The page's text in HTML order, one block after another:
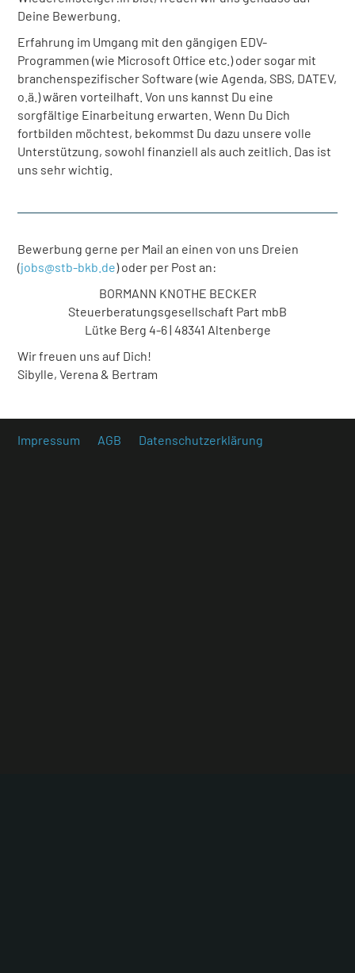
Deine Bewerbung.
Erfahrung im Umgang mit den gängigen EDV-
Programmen (wie Microsoft Office etc.) oder sogar mit
branchenspezifischer Software (wie Agenda, SBS, DATEV,
o.ä.) wären vorteilhaft. Von uns kannst Du eine
sorgfältige Einarbeitung erwarten. Wenn Du Dich
fortbilden möchtest, bekommst Du dazu unsere volle
Unterstützung, sowohl finanziell als auch zeitlich. Das ist
uns sehr wichtig.
Bewerbung gerne per Mail an einen von uns Dreien
(jobs@stb-bkb.de) oder per Post an:
BORMANN KNOTHE BECKER
Steuerberatungsgesellschaft Part mbB
Lütke Berg 4-6 | 48341 Altenberge
Wir freuen uns auf Dich!
Sibylle, Verena & Bertram
Impressum AGB Datenschutzerklärung